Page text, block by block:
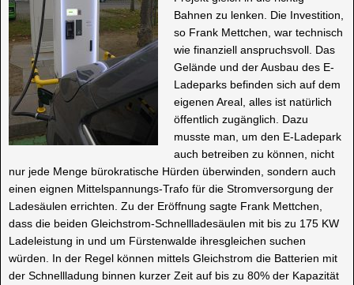
Bahnen zu lenken. Die Investition,
so Frank Mettchen, war technisch
wie finanziell anspruchsvoll. Das
Gelände und der Ausbau des E-
Ladeparks befinden sich auf dem
eigenen Areal, alles ist natürlich
öffentlich zugänglich. Dazu
musste man, um den E-Ladepark
auch betreiben zu können, nicht
nur jede Menge bürokratische Hürden überwinden, sondern auch
einen eignen Mittelspannungs-Trafo für die Stromversorgung der
Ladesäulen errichten. Zu der Eröffnung sagte Frank Mettchen,
dass die beiden Gleichstrom-Schnellladesäulen mit bis zu 175 KW
Ladeleistung in und um Fürstenwalde ihresgleichen suchen
würden. In der Regel können mittels Gleichstrom die Batterien mit
der Schnellladung binnen kurzer Zeit auf bis zu 80% der Kapazität